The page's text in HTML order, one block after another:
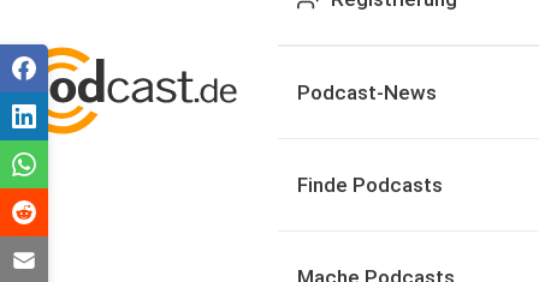
Podcast-News
Finde Podcasts
Mache Podcasts